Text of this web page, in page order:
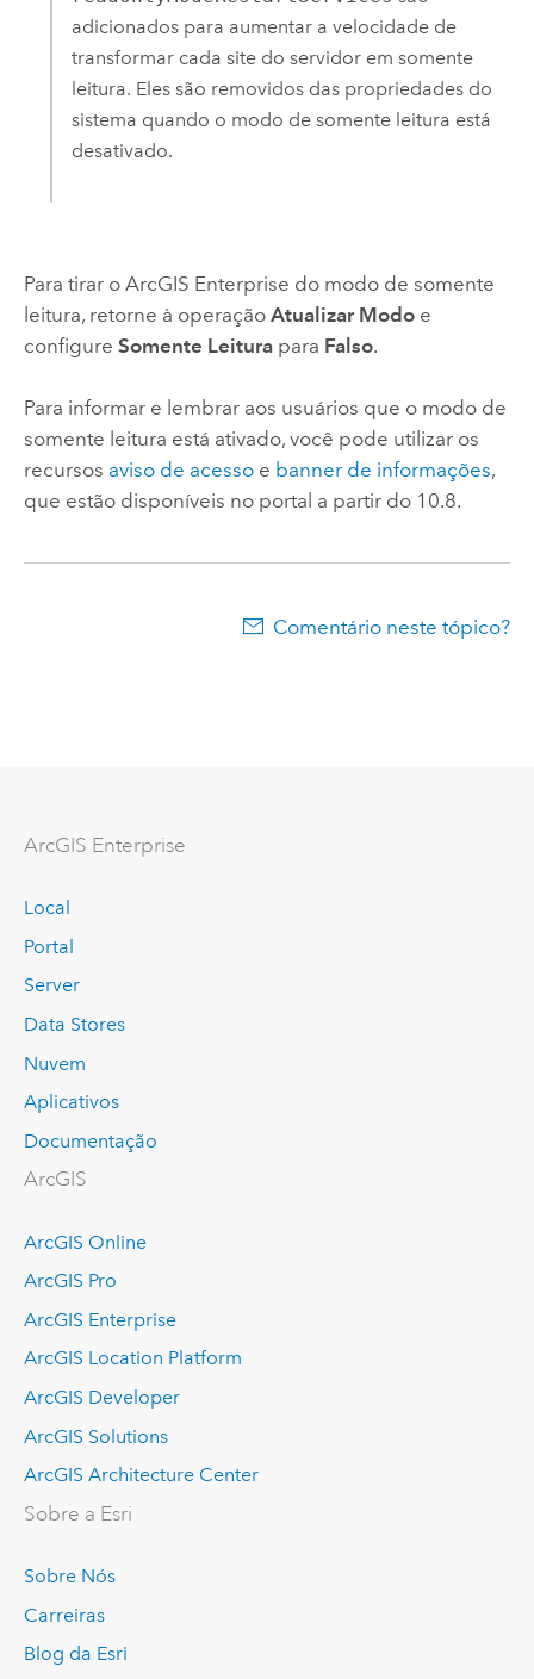
adicionados para aumentar a velocidade de
transformar cada site do servidor em somente
leitura. Eles são removidos das propriedades do
sistema quando o modo de somente leitura está
desativado.
Para tirar o ArcGIS Enterprise do modo de somente
leitura, retorne à operação Atualizar Modoe
configure Somente Leiturapara Falso.
Para informar e lembrar aos usuários que o modo de
somente leitura está ativado, você pode utilizar os
recursos aviso de acessoe banner de informações,
que estão disponíveis no portal a partir do 10.8.
Comentário neste tópico?
ArcGIS Enterprise
Local
Portal
Server
Data Stores
Nuvem
Aplicativos
Documentação
ArcGIS
ArcGIS Online
ArcGIS Pro
ArcGIS Enterprise
ArcGIS Location Platform
ArcGIS Developer
ArcGIS Solutions
ArcGIS Architecture Center
Sobre a Esri
Sobre Nós
Carreiras
Blog da Esri